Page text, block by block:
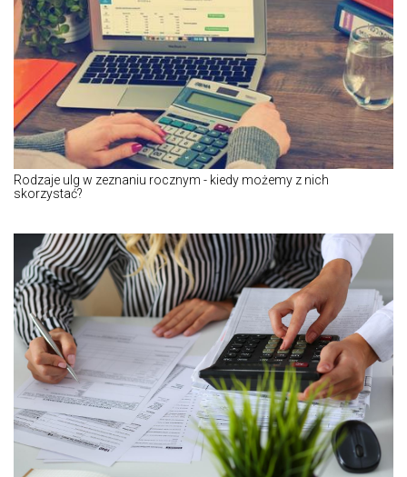
Rodzaje ulg w zeznaniu rocznym - kiedy możemy z nich
skorzystać?